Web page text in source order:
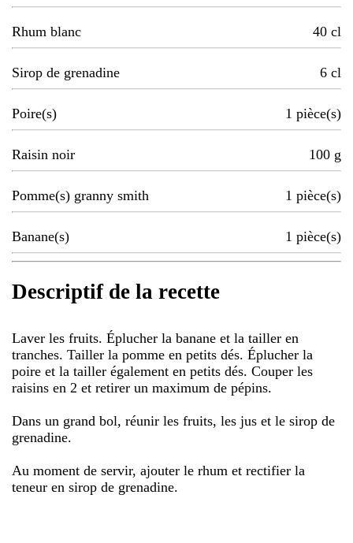
Rhum blanc 40 cl
Sirop de grenadine 6 cl
Poire(s) 1 pièce(s)
Raisin noir 100 g
Pomme(s) granny smith 1 pièce(s)
Banane(s) 1 pièce(s)
Descriptif de la recette
Laver les fruits. Éplucher la banane et la tailler en
tranches. Tailler la pomme en petits dés. Éplucher la
poire et la tailler également en petits dés. Couper les
raisins en 2 et retirer un maximum de pépins.
Dans un grand bol, réunir les fruits, les jus et le sirop de
grenadine.
Au moment de servir, ajouter le rhum et rectifier la
teneur en sirop de grenadine.